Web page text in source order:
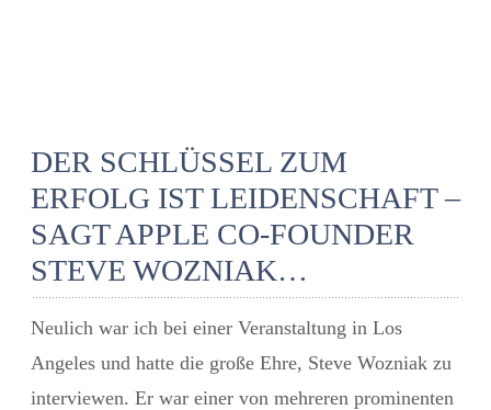
DER SCHLÜSSEL ZUM
ERFOLG IST LEIDENSCHAFT –
SAGT APPLE CO-FOUNDER
STEVE WOZNIAK…
Neulich war ich bei einer Veranstaltung in Los
Angeles und hatte die große Ehre, Steve Wozniak zu
interviewen. Er war einer von mehreren prominenten